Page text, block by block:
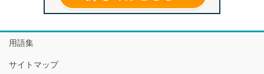
用語集
サイトマップ